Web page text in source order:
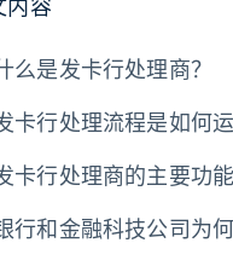
内容
么是发卡行处理商？
卡行处理流程是如何运
卡行处理商的主要功能
行和金融科技公司为